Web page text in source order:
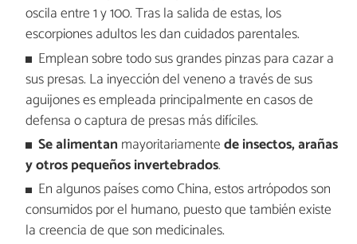
oscila entre 1 y 100. Tras la salida de estas, los
escorpiones adultos les dan cuidados parentales.
Emplean sobre todo sus grandes pinzas para cazar a
sus presas. La inyección del veneno a través de sus
aguijones es empleada principalmente en casos de
defensa o captura de presas más difíciles.
Se alimentan mayoritariamentede insectos, arañas
y otros pequeños invertebrados.
En algunos países como China, estos artrópodos son
consumidos por el humano, puesto que también existe
la creencia de que son medicinales.